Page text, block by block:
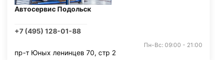
Автосервис Подольск
+7 (495) 128-01-88
Пн-Вс: 09:00 - 21:00
пр-т Юных ленинцев 70, стр 2